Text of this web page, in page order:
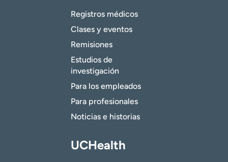
Registros médicos
Clases y eventos
Remisiones
Estudios de
investigación
Para los empleados
Para profesionales
Noticias e historias
UCHealth